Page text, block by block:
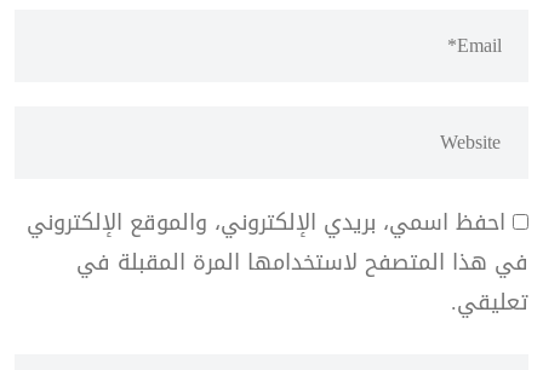
احفظ اسمي، بريدي الإلكتروني، والموقع الإلكتروني
في هذا المتصفح لاستخدامها المرة المقبلة في
تعليقي.